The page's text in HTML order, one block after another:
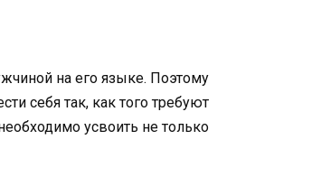
на его языке. Поэтому
себя так, как того требуют
усвоить не только